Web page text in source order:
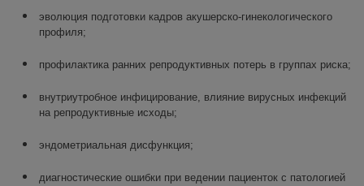
эволюция подготовки кадров акушерско-гинекологического
профиля;
профилактика ранних репродуктивных потерь в группах риска;
внутриутробное инфицирование, влияние вирусных инфекций
на репродуктивные исходы;
эндометриальная дисфункция;
диагностические ошибки при ведении пациенток с патологией